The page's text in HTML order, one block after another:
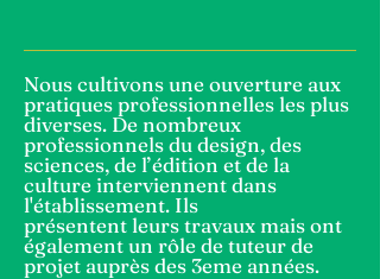
Nous cultivons une ouverture aux
pratiques professionnelles les plus
diverses. De nombreux
professionnels du design, des
sciences, de l’édition et de la
culture interviennent dans
l'établissement. Ils
présententleurs travaux mais ont
également un rôle de tuteur de
projet auprès des 3eme années.